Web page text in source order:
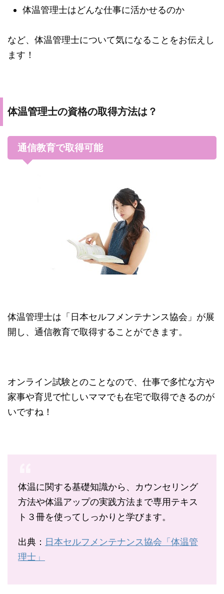
体温管理士はどんな仕事に活かせるのか
など、体温管理士について気になることをお伝えし
ます！
体温管理士の資格の取得方法は？
通信教育で取得可能
体温管理士は「日本セルフメンテナンス協会」が展
開し、通信教育で取得することができます。
オンライン試験とのことなので、仕事で多忙な方や
家事や育児で忙しいママでも在宅で取得できるのが
いですね！
体温に関する基礎知識から、カウンセリング
方法や体温アップの実践方法まで専用テキス
ト３冊を使ってしっかりと学びます。
出典： 日本セルフメンテナンス協会「体温管
理士」